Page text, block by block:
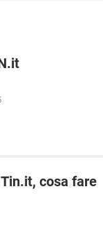
cosa fare